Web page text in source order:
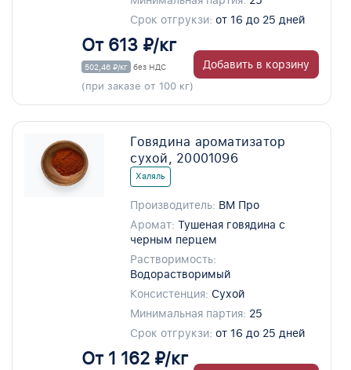
Срок отгрукзи: от 16 до 25 дней
От 613 ₽/кг
502,46 ₽/кг без НДС
(при заказе от 100 кг)
Добавить в корзину
Говядина ароматизатор
сухой, 20001096
Халяль
Производитель: ВМ Про
Аромат: Тушеная говядина с
черным перцем
Растворимость:
Водорастворимый
Консистенция: Сухой
Минимальная партия: 25
Срок отгрукзи: от 16 до 25 дней
От 1 162 ₽/кг